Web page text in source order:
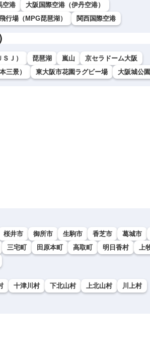
空港
大阪国際空港（伊丹空港）
行場（MPG琵琶湖） 関西国際空港
Ｊ） 琵琶湖 嵐山
京セラドーム大阪
三景） 東大阪市花園ラグビー場 大阪城公園
桜井市 御所市 生駒市 香芝市 葛城市
三宅町 田原本町 高取町 明日香村
上
十津川村 下北山村 上北山村
川上村